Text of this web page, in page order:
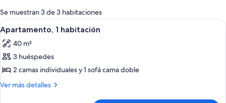
para
las
habitaciones
Se muestran 3 de 3 habitaciones
Abrir
todas
las
fotos
de
Apartamento,
Un dormitorio con dos camas, un
9
Apartamento, 1 habitación
40 m²
3 huéspedes
2 camas individuales y 1 sofá cama doble
Ver más detalles
Más